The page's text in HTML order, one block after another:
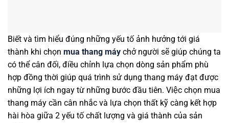
Biết và tìm hiểu đúng những yếu tố ảnh hưởng tới giá
thành khi chọn mua thang máy chở người sẽ giúp chúng ta
có thể cân đối, điều chỉnh lựa chọn dòng sản phẩm phù
hợp đồng thời giúp quá trình sử dụng thang máy đạt được
những lợi ích ngay từ những bước đầu tiên. Việc chọn mua
thang máy cần cân nhắc và lựa chọn thất kỹ càng kết hợp
hài hòa giữa 2 yếu tố chất lượng và giá thành của sản